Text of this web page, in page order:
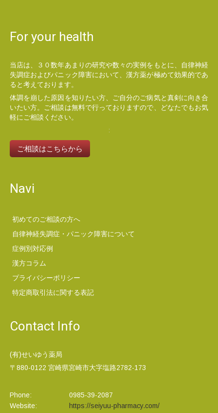
For your health
当店は、３０数年あまりの研究や数々の実例をもとに、自律神経
失調症およびパニック障害において、漢方薬が極めて効果的であ
ると考えております。
体調を崩した原因を知りたい方、ご自分のご病気と真剣に向き合
いたい方。ご相談は無料で行っておりますので、どなたでもお気
軽にご相談ください。
ご相談はこちらから
Navi
初めてのご相談の方へ
自律神経失調症・パニック障害について
症例別対応例
漢方コラム
プライバシーポリシー
特定商取引法に関する表記
Contact Info
(有)せいゆう薬局
〒880-0122 宮崎県宮崎市大字塩路2782-173
Phone:
0985-39-2087
Website:
https://seiyuu-pharmacy.com/